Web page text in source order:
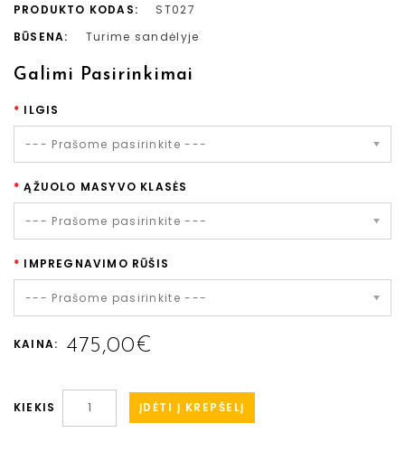
PRODUKTO KODAS:
ST027
BŪSENA:
Turime sandėlyje
Galimi Pasirinkimai
ILGIS
--- Prašome pasirinkite ---
ĄŽUOLO MASYVO KLASĖS
--- Prašome pasirinkite ---
IMPREGNAVIMO RŪŠIS
--- Prašome pasirinkite ---
KAINA: 475,00€
KIEKIS ĮDĖTI Į KREPŠELĮ